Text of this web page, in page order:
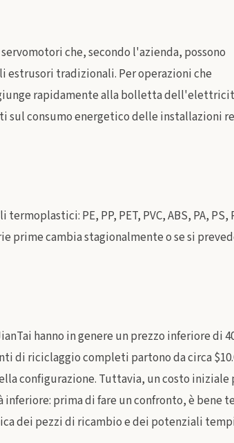
che, secondo l'azienda, possono
tradizionali. Per operazioni che
rapidamente alla bolletta
sul consumo energetico delle installazioni
PE, PP, PET, PVC, ABS, PA, PS,
prime cambia stagionalmente o se si
hanno in genere un prezzo inferiore di
di riciclaggio completi partono da circa
configurazione. Tuttavia, un costo iniziale
prima di fare un confronto, è bene
dei pezzi di ricambio e dei potenziali